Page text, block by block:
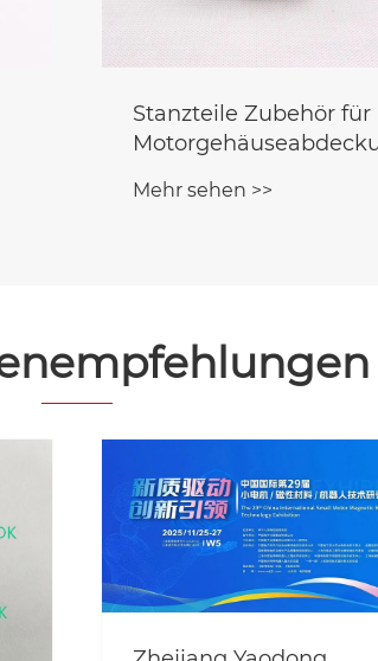
Balanceklemmen aus
Edelstahl
Mehr sehen >>